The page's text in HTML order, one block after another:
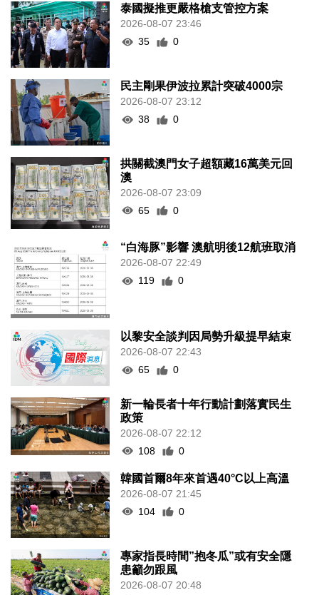
泰國擬推更嚴格槍支管控方案
2026-08-07 23:46
35
0
民主剛果伊波拉累計突破4000宗
2026-08-07 23:12
38
0
拱關截澳門女子超額藏16萬美元回
澳
2026-08-07 23:09
65
0
“白海豚”影響 澳航明後12航班取消
2026-08-07 22:49
119
0
以黎安全談判因局勢升級提早結束
2026-08-07 22:43
65
0
新一輪長者十年行動計劃落實民生
政策
2026-08-07 22:12
108
0
韓國首爾8年來首遇40°C以上高溫
2026-08-07 21:45
104
0
專家指長時間”抱冬瓜”或有安全隱
患籲勿跟風
2026-08-07 20:48